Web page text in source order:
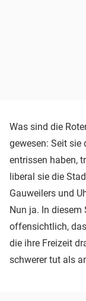
Was sind die
gewesen: Seit sie
entrissen haben,
liberal sie die
Gauweilers und
Nun ja. In diesem
offensichtlich,
die ihre Freizeit
schwerer tut als